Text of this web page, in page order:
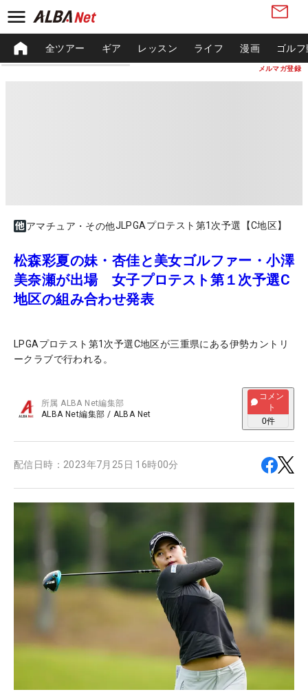
メルマガ登録
全ツアー ギア レッスン ライフ 漫画 ゴル
アマチュア・その他JLPGAプロテスト第1次予選【C地区】
松森彩夏の妹・杏佳と美女ゴルファー・小澤
美奈瀬が出場 女子プロテスト第１次予選C
地区の組み合わせ発表
LPGAプロテスト第1次予選C地区が三重県にある伊勢カントリ
ークラブで行われる。
所属ALBA Net編集部
ALBA Net編集部 / ALBA Net
コメン
ト
0件
配信日時： 2023年7月25日 16時00分